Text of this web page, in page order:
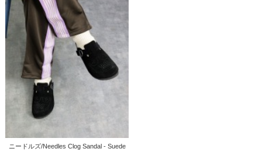
ニードルズ/Needles Clog Sandal - Suede